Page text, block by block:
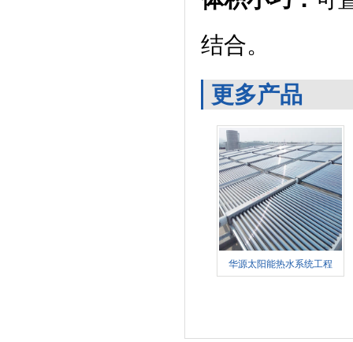
结合。
更多产品
华源太阳能热水系统工程